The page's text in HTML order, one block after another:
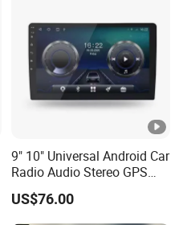
vor der Lieferung?
lieferung
langfristige und gute
konkurrenz fähigen Preis,
Kunden profitieren;
9" 10" Universal Android Car
Radio Audio Stereo GPS
Navi Player A100 with
Carplay Auto A100
US$76.00